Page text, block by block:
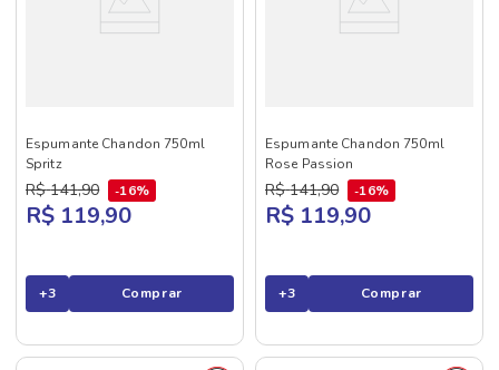
Espumante Chandon 750ml
Spritz
R$ 141,90 16%
R$ 119,90
+3 Comprar
Espumante Chandon 750ml
Rose Passion
R$ 141,90 16%
R$ 119,90
+3 Comprar